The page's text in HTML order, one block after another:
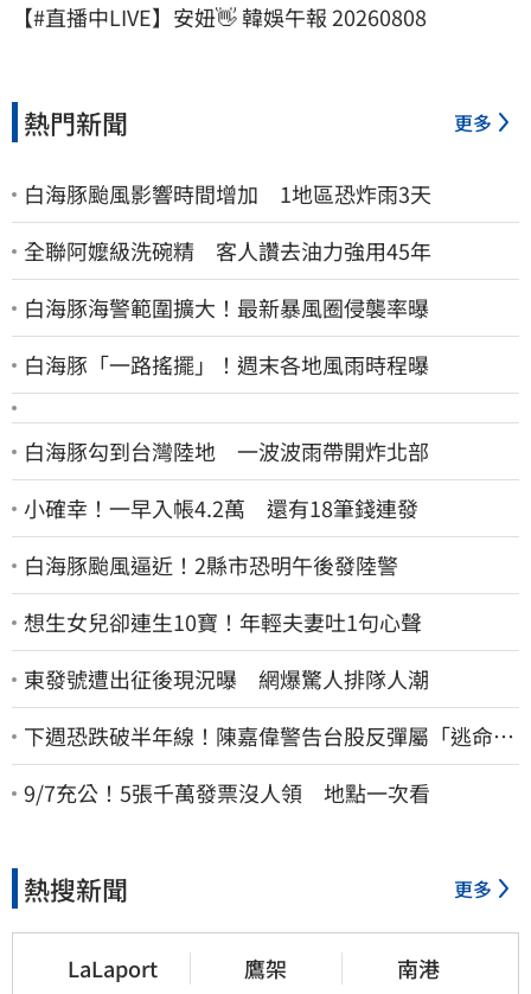
【#直播中LIVE】安妞👋 韓娛午報 20260808
熱門新聞 更多
白海豚颱風影響時間增加 1地區恐炸雨3天
全聯阿嬤級洗碗精 客人讚去油力強用45年
白海豚海警範圍擴大！最新暴風圈侵襲率曝
白海豚「一路搖擺」！週末各地風雨時程曝
白海豚勾到台灣陸地 一波波雨帶開炸北部
小確幸！一早入帳4.2萬 還有18筆錢連發
白海豚颱風逼近！2縣市恐明午後發陸警
想生女兒卻連生10寶！年輕夫妻吐1句心聲
東發號遭出征後現況曝 網爆驚人排隊人潮
下週恐跌破半年線！陳嘉偉警告台股反彈屬「逃命
波」：空頭大屠殺剛開始
9/7充公！5張千萬發票沒人領 地點一次看
熱搜新聞 更多
LaLaport 鷹架 南港